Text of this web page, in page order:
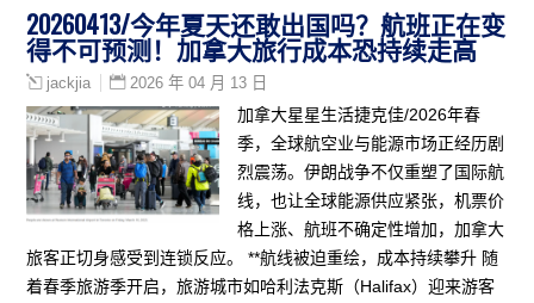
20260413/今年夏天还敢出国吗？航班正在变
得不可预测！加拿大旅行成本恐持续走高
jackjia 2026 年 04 月 13 日
加拿大星星生活捷克佳/2026年春
季，全球航空业与能源市场正经历剧
烈震荡。伊朗战争不仅重塑了国际航
线，也让全球能源供应紧张，机票价
格上涨、航班不确定性增加，加拿大
旅客正切身感受到连锁反应。 **航线被迫重绘，成本持续攀升 随
着春季旅游季开启，旅游城市如哈利法克斯（Halifax）迎来游客